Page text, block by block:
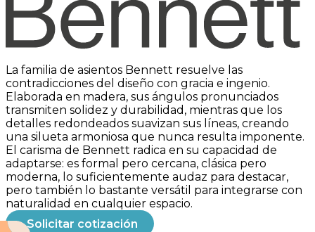
Grand Rapids Chair
La familia de asientos Bennett resuelve las
contradicciones del diseño con gracia e ingenio.
Elaborada en madera, sus ángulos pronunciados
transmiten solidez y durabilidad, mientras que los
detalles redondeados suavizan sus líneas, creando
una silueta armoniosa que nunca resulta imponente.
El carisma de Bennett radica en su capacidad de
adaptarse: es formal pero cercana, clásica pero
moderna, lo suficientemente audaz para destacar,
pero también lo bastante versátil para integrarse con
naturalidad en cualquier espacio.
Solicitar cotización